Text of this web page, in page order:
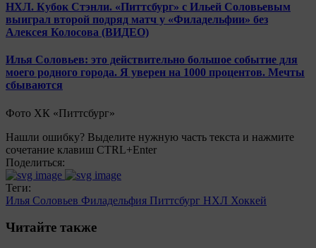
НХЛ. Кубок Стэнли. «Питтсбург» с Ильей Соловьевым
выиграл второй подряд матч у «Филадельфии» без
Алексея Колосова (ВИДЕО)
Илья Соловьев: это действительно большое событие для
моего родного города. Я уверен на 1000 процентов. Мечты
сбываются
Фото ХК «Питтсбург»
Нашли ошибку? Выделите нужную часть текста и нажмите
сочетание клавиш CTRL+Enter
Поделиться:
Теги:
Илья Соловьев Филадельфия Питтсбург НХЛ Хоккей
Читайте также